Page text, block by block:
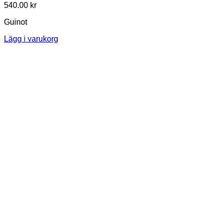
540.00 kr
Guinot
Lägg i varukorg